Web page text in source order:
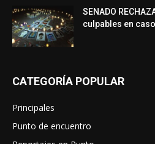
SENADO
culpables en caso
CATEGORÍA POPULAR
Principales
Punto de encuentro